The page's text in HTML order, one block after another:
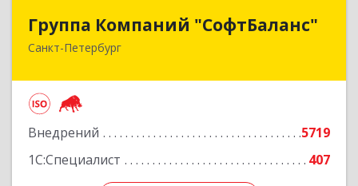
Группа Компаний "СофтБаланс"
Санкт-Петербург
Внедрений
5719
1С:Специалист
407
Группа Компаний "СофтБаланс"
195112, Санкт-Петербург г, Заневский пр-кт,